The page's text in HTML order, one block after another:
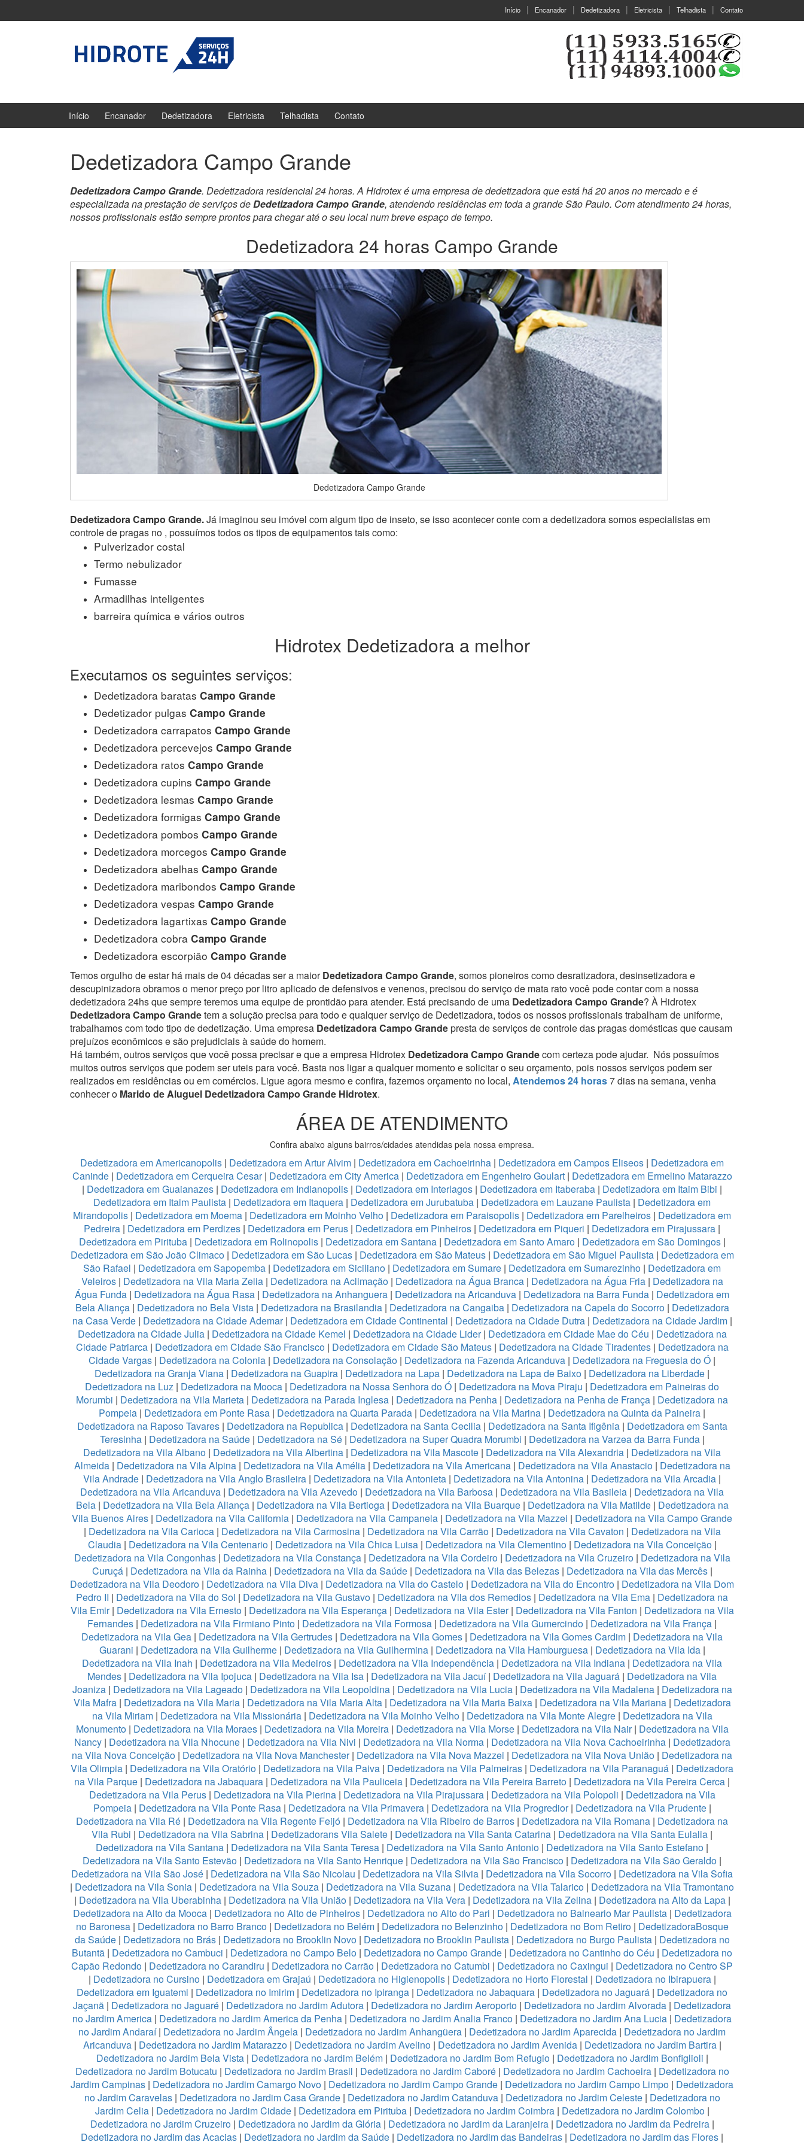
Início Encanador Dedetizadora Eletricista Telhadista Contato
Início Encanador Dedetizadora Eletricista Telhadista Contato
Dedetizadora Campo Grande
Dedetizadora Campo Grande. Dedetizadora residencial 24 horas. A Hidrotex é uma empresa de dedetizadora que está há 20 anos no mercado e é
especializada na prestação de serviços deDedetizadora Campo Grande, atendendo residências em toda a grande São Paulo. Com atendimento 24 horas,
nossos profissionais estão sempre prontos para chegar até o seu local num breve espaço de tempo.
Dedetizadora 24 horas Campo Grande
Dedetizadora Campo Grande
Dedetizadora Campo Grande.Já imaginou seu imóvel com algum tipo de inseto, se isso acontecer conte com a dedetizadora somos especialistas em
controle de pragas no , possuímos todos os tipos de equipamentos tais como:
Pulverizador costal
Termo nebulizador
Fumasse
Armadilhas inteligentes
barreira química e vários outros
Hidrotex Dedetizadora a melhor
Executamos os seguintes serviços:
Dedetizadora baratas Campo Grande
Dedetizador pulgas Campo Grande
Dedetizadora carrapatos Campo Grande
Dedetizadora percevejos Campo Grande
Dedetizadora ratos Campo Grande
Dedetizadora cupins Campo Grande
Dedetizadora lesmas Campo Grande
Dedetizadora formigas Campo Grande
Dedetizadora pombos Campo Grande
Dedetizadora morcegos Campo Grande
Dedetizadora abelhas Campo Grande
Dedetizadora maribondos Campo Grande
Dedetizadora vespas Campo Grande
Dedetizadora lagartixas Campo Grande
Dedetizadora cobra Campo Grande
Dedetizadora escorpião Campo Grande
Temos orgulho de estar há mais de 04 décadas ser a maiorDedetizadora Campo Grande, somos pioneiros como desratizadora, desinsetizadora e
descupinizadora obramos o menor preço por litro aplicado de defensivos e venenos, precisou do serviço de mata rato você pode contar com a nossa
dedetizadora 24hs que sempre teremos uma equipe de prontidão para atender. Está precisando de uma Dedetizadora Campo Grande? À Hidrotex
Dedetizadora Campo Grandetem a solução precisa para todo e qualquer serviço de Dedetizadora, todos os nossos profissionais trabalham de uniforme,
trabalhamos com todo tipo de dedetização. Uma empresa Dedetizadora Campo Grandepresta de serviços de controle das pragas domésticas que causam
prejuízos econômicos e são prejudiciais à saúde do homem.
Há também, outros serviços que você possa precisar e que a empresa Hidrotex Dedetizadora Campo Grandecom certeza pode ajudar. Nós possuímos
muitos outros serviços que podem ser uteis para você. Basta nos ligar a qualquer momento e solicitar o seu orçamento, pois nossos serviços podem ser
realizados em residências ou em comércios. Ligue agora mesmo e confira, fazemos orçamento no local, Atendemos 24 horas7 dias na semana, venha
conhecer o Marido de Aluguel Dedetizadora Campo Grande Hidrotex.
ÁREA DE ATENDIMENTO
Confira abaixo alguns bairros/cidades atendidas pela nossa empresa.
Dedetizadora em Americanopolis | Dedetizadora em Artur Alvim | Dedetizadora em Cachoeirinha | Dedetizadora em Campos Eliseos | Dedetizadora em
Caninde| Dedetizadora em Cerqueira Cesar| Dedetizadora em City America | Dedetizadora em Engenheiro Goulart | Dedetizadora em Ermelino Matarazzo
| Dedetizadora em Guaianazes | Dedetizadora em Indianopolis | Dedetizadora em Interlagos | Dedetizadora em Itaberaba | Dedetizadora em Itaim Bibi |
Dedetizadora em Itaim Paulista | Dedetizadora em Itaquera | Dedetizadora em Jurubatuba | Dedetizadora em Lauzane Paulista | Dedetizadora em
Mirandopolis | Dedetizadora em Moema | Dedetizadora em Moinho Velho | Dedetizadora em Paraisopolis | Dedetizadora em Parelheiros | Dedetizadora em
Pedreira | Dedetizadora em Perdizes | Dedetizadora em Perus | Dedetizadora em Pinheiros | Dedetizadora em Piqueri | Dedetizadora em Pirajussara |
Dedetizadora em Pirituba| Dedetizadora em Rolinopolis| Dedetizadora em Santana| Dedetizadora em Santo Amaro| Dedetizadora em São Domingos|
Dedetizadora em São João Climaco| Dedetizadora em São Lucas| Dedetizadora em São Mateus | Dedetizadora em São Miguel Paulista| Dedetizadora em
São Rafael | Dedetizadora em Sapopemba | Dedetizadora em Siciliano | Dedetizadora em Sumare | Dedetizadora em Sumarezinho | Dedetizadora em
Veleiros| Dedetizadora na Vila Maria Zelia| Dedetizadora na Aclimação| Dedetizadora na Água Branca| Dedetizadora na Água Fria| Dedetizadora na
Água Funda | Dedetizadora na Água Rasa | Dedetizadora na Anhanguera | Dedetizadora na Aricanduva | Dedetizadora na Barra Funda | Dedetizadora em
Bela Aliança | Dedetizadora no Bela Vista| Dedetizadora na Brasilandia| Dedetizadora na Cangaiba| Dedetizadora na Capela do Socorro | Dedetizadora
na Casa Verde| Dedetizadora na Cidade Ademar| Dedetizadora em Cidade Continental | Dedetizadora na Cidade Dutra | Dedetizadora na Cidade Jardim|
Dedetizadora na Cidade Julia | Dedetizadora na Cidade Kemel | Dedetizadora na Cidade Lider| Dedetizadora em Cidade Mae do Céu | Dedetizadora na
Cidade Patriarca| Dedetizadora em Cidade São Francisco | Dedetizadora em Cidade São Mateus| Dedetizadora na Cidade Tiradentes| Dedetizadora na
Cidade Vargas | Dedetizadora na Colonia | Dedetizadora na Consolação | Dedetizadora na Fazenda Aricanduva | Dedetizadora na Freguesia do Ó |
Dedetizadora na Granja Viana | Dedetizadora na Guapira | Dedetizadora na Lapa | Dedetizadora na Lapa de Baixo | Dedetizadora na Liberdade |
Dedetizadora na Luz | Dedetizadora na Mooca | Dedetizadora na Nossa Senhora do Ó | Dedetizadora na Mova Piraju | Dedetizadora em Paineiras do
Morumbi | Dedetizadora na Vila Marieta | Dedetizadora na Parada Inglesa | Dedetizadora na Penha | Dedetizadora na Penha de França | Dedetizadora na
Pompeia | Dedetizadora em Ponte Rasa | Dedetizadora na Quarta Parada | Dedetizadora na Vila Marina | Dedetizadora na Quinta da Paineira |
Dedetizadora na Raposo Tavares| Dedetizadora na Republica| Dedetizadora na Santa Cecilia| Dedetizadora na Santa Ifigênia | Dedetizadora em Santa
Teresinha| Dedetizadora na Saúde| Dedetizadora na Sé| Dedetizadora na Super Quadra Morumbi | Dedetizadora na Varzea da Barra Funda|
Dedetizadora na Vila Albano | Dedetizadora na Vila Albertina | Dedetizadora na Vila Mascote | Dedetizadora na Vila Alexandria | Dedetizadora na Vila
Almeida | Dedetizadora na Vila Alpina | Dedetizadora na Vila Amélia | Dedetizadora na Vila Americana| Dedetizadora na Vila Anastacio| Dedetizadora na
Vila Andrade | Dedetizadora na Vila Anglo Brasileira | Dedetizadora na Vila Antonieta | Dedetizadora na Vila Antonina | Dedetizadora na Vila Arcadia |
Dedetizadora na Vila Aricanduva | Dedetizadora na Vila Azevedo | Dedetizadora na Vila Barbosa | Dedetizadora na Vila Basileia | Dedetizadora na Vila
Bela| Dedetizadora na Vila Bela Aliança| Dedetizadora na Vila Bertioga| Dedetizadora na Vila Buarque| Dedetizadora na Vila Matilde| Dedetizadora na
Vila Buenos Aires | Dedetizadora na Vila California | Dedetizadora na Vila Campanela | Dedetizadora na Vila Mazzei | Dedetizadora na Vila Campo Grande
| Dedetizadora na Vila Carioca| Dedetizadora na Vila Carmosina| Dedetizadora na Vila Carrão| Dedetizadora na Vila Cavaton | Dedetizadora na Vila
Claudia| Dedetizadora na Vila Centenario| Dedetizadora na Vila Chica Luisa | Dedetizadora na Vila Clementino| Dedetizadora na Vila Conceição|
Dedetizadora na Vila Congonhas| Dedetizadora na Vila Constança| Dedetizadora na Vila Cordeiro| Dedetizadora na Vila Cruzeiro | Dedetizadora na Vila
Curuçá | Dedetizadora na Vila da Rainha | Dedetizadora na Vila da Saúde| Dedetizadora na Vila das Belezas| Dedetizadora na Vila das Mercês|
Dedetizadora na Vila Deodoro | Dedetizadora na Vila Diva | Dedetizadora na Vila do Castelo | Dedetizadora na Vila do Encontro | Dedetizadora na Vila Dom
Pedro II | Dedetizadora na Vila do Sol | Dedetizadora na Vila Gustavo | Dedetizadora na Vila dos Remedios | Dedetizadora na Vila Ema | Dedetizadora na
Vila Emir| Dedetizadora na Vila Ernesto| Dedetizadora na Vila Esperança| Dedetizadora na Vila Ester| Dedetizadora na Vila Fanton | Dedetizadora na Vila
Fernandes | Dedetizadora na Vila Firmiano Pinto | Dedetizadora na Vila Formosa | Dedetizadora na Vila Gumercindo | Dedetizadora na Vila França |
Dedetizadora na Vila Gea | Dedetizadora na Vila Gertrudes | Dedetizadora na Vila Gomes | Dedetizadora na Vila Gomes Cardim | Dedetizadora na Vila
Guarani | Dedetizadora na Vila Guilherme| Dedetizadora na Vila Guilhermina| Dedetizadora na Vila Hamburguesa| Dedetizadora na Vila Ida|
Dedetizadora na Vila Inah | Dedetizadora na Vila Medeiros | Dedetizadora na Vila Independência | Dedetizadora na Vila Indiana | Dedetizadora na Vila
Mendes | Dedetizadora na Vila Ipojuca | Dedetizadora na Vila Isa | Dedetizadora na Vila Jacuí| Dedetizadora na Vila Jaguará | Dedetizadora na Vila
Joaniza| Dedetizadora na Vila Lageado| Dedetizadora na Vila Leopoldina| Dedetizadora na Vila Lucia| Dedetizadora na Vila Madalena| Dedetizadora na
Vila Mafra | Dedetizadora na Vila Maria| Dedetizadora na Vila Maria Alta| Dedetizadora na Vila Maria Baixa| Dedetizadora na Vila Mariana| Dedetizadora
na Vila Miriam| Dedetizadora na Vila Missionária| Dedetizadora na Vila Moinho Velho| Dedetizadora na Vila Monte Alegre| Dedetizadora na Vila
Monumento| Dedetizadora na Vila Moraes| Dedetizadora na Vila Moreira| Dedetizadora na Vila Morse| Dedetizadora na Vila Nair| Dedetizadora na Vila
Nancy| Dedetizadora na Vila Nhocune| Dedetizadora na Vila Nivi | Dedetizadora na Vila Norma| Dedetizadora na Vila Nova Cachoeirinha| Dedetizadora
na Vila Nova Conceição | Dedetizadora na Vila Nova Manchester| Dedetizadora na Vila Nova Mazzei | Dedetizadora na Vila Nova União | Dedetizadora na
Vila Olimpia | Dedetizadora na Vila Oratório | Dedetizadora na Vila Paiva | Dedetizadora na Vila Palmeiras | Dedetizadora na Vila Paranaguá | Dedetizadora
na Vila Parque | Dedetizadora na Jabaquara | Dedetizadora na Vila Pauliceia | Dedetizadora na Vila Pereira Barreto | Dedetizadora na Vila Pereira Cerca |
Dedetizadora na Vila Perus| Dedetizadora na Vila Pierina| Dedetizadora na Vila Pirajussara| Dedetizadora na Vila Polopoli | Dedetizadora na Vila
Pompeia| Dedetizadora na Vila Ponte Rasa| Dedetizadora na Vila Primavera| Dedetizadora na Vila Progredior| Dedetizadora na Vila Prudente|
Dedetizadora na Vila Ré | Dedetizadora na Vila Regente Feijó | Dedetizadora na Vila Ribeiro de Barros | Dedetizadora na Vila Romana | Dedetizadora na
Vila Rubi | Dedetizadora na Vila Sabrina | Dedetizadorans Vila Salete | Dedetizadora na Vila Santa Catarina | Dedetizadora na Vila Santa Eulalia |
Dedetizadora na Vila Santana | Dedetizadora na Vila Santa Teresa | Dedetizadora na Vila Santo Antonio | Dedetizadora na Vila Santo Estefano |
Dedetizadora na Vila Santo Estevão | Dedetizadora na Vila Santo Henrique | Dedetizadora na Vila São Francisco | Dedetizadora na Vila São Geraldo |
Dedetizadora na Vila São José | Dedetizadora na Vila São Nicolau | Dedetizadora na Vila Silvia | Dedetizadora na Vila Socorro | Dedetizadora na Vila Sofia
| Dedetizadora na Vila Sonia | Dedetizadora na Vila Souza | Dedetizadora na Vila Suzana | Dedetizadora na Vila Talarico | Dedetizadora na Vila Tramontano
| Dedetizadora na Vila Uberabinha| Dedetizadora na Vila União| Dedetizadora na Vila Vera| Dedetizadora na Vila Zelina| Dedetizadora na Alto da Lapa|
Dedetizadora na Alto da Mooca| Dedetizadora no Alto de Pinheiros| Dedetizadora no Alto do Pari | Dedetizadora no Balneario Mar Paulista| Dedetizadora
no Baronesa| Dedetizadora no Barro Branco| Dedetizadora no Belém| Dedetizadora no Belenzinho| Dedetizadora no Bom Retiro| DedetizadoraBosque
da Saúde| Dedetizadora no Brás| Dedetizadora no Brooklin Novo| Dedetizadora no Brooklin Paulista| Dedetizadora no Burgo Paulista| Dedetizadora no
Butantã | Dedetizadora no Cambuci | Dedetizadora no Campo Belo | Dedetizadora no Campo Grande | Dedetizadora no Cantinho do Céu | Dedetizadora no
Capão Redondo | Dedetizadora no Carandiru | Dedetizadora no Carrão | Dedetizadora no Catumbi | Dedetizadora no Caxingui | Dedetizadora no Centro SP
| Dedetizadora no Cursino| Dedetizadora em Grajaú | Dedetizadora no Higienopolis| Dedetizadora no Horto Florestal | Dedetizadora no Ibirapuera|
Dedetizadora em Iguatemi | Dedetizadora no Imirim | Dedetizadora no Ipiranga | Dedetizadora no Jabaquara | Dedetizadora no Jaguará | Dedetizadora no
Jaçanã | Dedetizadora no Jaguaré | Dedetizadora no Jardim Adutora | Dedetizadora no Jardim Aeroporto | Dedetizadora no Jardim Alvorada | Dedetizadora
no Jardim America | Dedetizadora no Jardim America da Penha | Dedetizadora no Jardim Analia Franco | Dedetizadora no Jardim Ana Lucia | Dedetizadora
no Jardim Andaraí| Dedetizadora no Jardim Ângela | Dedetizadora no Jardim Anhangüera | Dedetizadora no Jardim Aparecida | Dedetizadora no Jardim
Aricanduva| Dedetizadora no Jardim Matarazzo| Dedetizadora no Jardim Avelino| Dedetizadora no Jardim Avenida| Dedetizadora no Jardim Bartira|
Dedetizadora no Jardim Bela Vista| Dedetizadora no Jardim Belém| Dedetizadora no Jardim Bom Refugio| Dedetizadora no Jardim Bonfiglioli |
Dedetizadora no Jardim Botucatu | Dedetizadora no Jardim Brasil | Dedetizadora no Jardim Caboré| Dedetizadora no Jardim Cachoeira| Dedetizadora no
Jardim Campinas | Dedetizadora no Jardim Camargo Novo | Dedetizadora no Jardim Campo Grande | Dedetizadora no Jardim Campo Limpo | Dedetizadora
no Jardim Caravelas| Dedetizadora no Jardim Casa Grande| Dedetizadora no Jardim Catanduva| Dedetizadora no Jardim Celeste| Dedetizadora no
Jardim Celia| Dedetizadora no Jardim Cidade| Dedetizadora em Pirituba| Dedetizadora no Jardim Coimbra| Dedetizadora no Jardim Colombo|
Dedetizadora no Jardim Cruzeiro| Dedetizadora no Jardim da Glória| Dedetizadora no Jardim da Laranjeira| Dedetizadora no Jardim da Pedreira|
Dedetizadora no Jardim das Acacias | Dedetizadora no Jardim da Saúde | Dedetizadora no Jardim das Bandeiras | Dedetizadora no Jardim das Flores |